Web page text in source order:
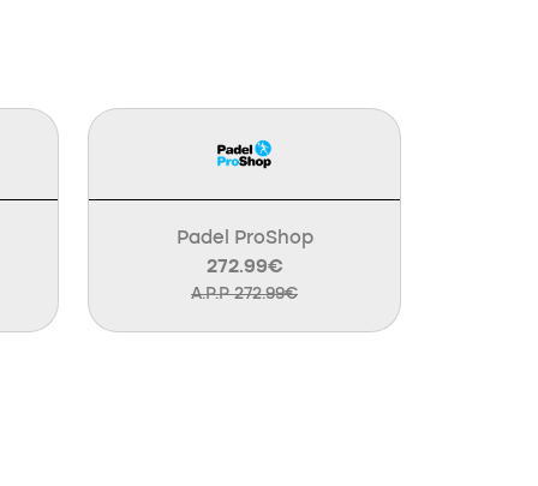
Padel ProShop
272.99€
A.P.P 272.99€